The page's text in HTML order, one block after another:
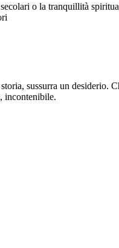
o la tranquillità
sussurra un desiderio.
incontenibile.